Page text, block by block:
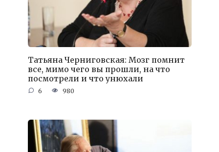
Татьяна Черниговская: Мозг помнит
все, мимо чего вы прошли, на что
посмотрели и что унюхали
6 980